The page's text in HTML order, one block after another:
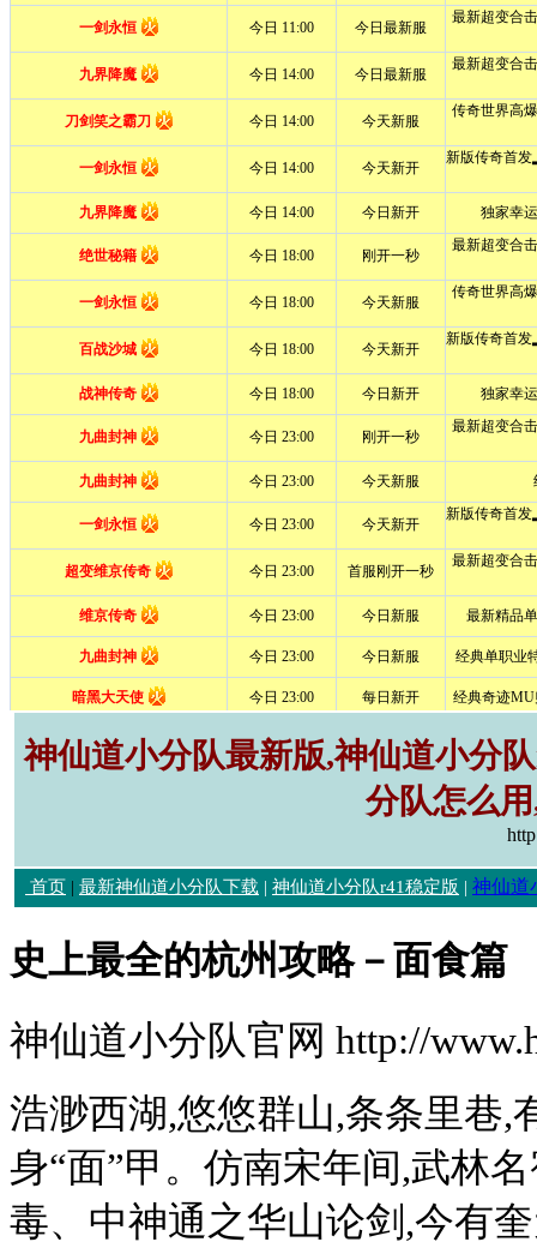
神仙道小分队最新版,神仙道小分
分队怎么
首页 | 最新神仙道小分队下载 | 神仙道小分队r41稳定版 | 神仙道
史上最全的杭州攻略－面食篇
神仙道小分队官网 http://
浩渺西湖,悠悠群山,条条里巷,
身“面”甲。仿南宋年间,武林
毒、中神通之华山论剑,今有